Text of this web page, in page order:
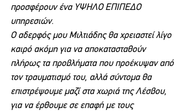
προσφέρουν ένα ΥΨΗΛΟ ΕΠΙΠΕΔΟ
υπηρεσιών.
Ο αδερφός μου Μιλτιάδης θα χρειαστεί λίγο
καιρό ακόμη για να αποκατασταθούν
πλήρως τα προβλήματα που προέκυψαν από
τον τραυματισμό του, αλλά σύντομα θα
επιστρέψουμε μαζί στα χωριά της Λέσβου,
για να έρθουμε σε επαφή με τους